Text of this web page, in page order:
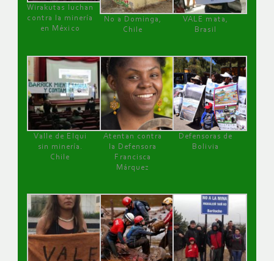
Wirakutas luchan
contra la minería
en México
No a Dominga,
Chile
VALE mata,
Brasil
Valle de Elqui
sin minería.
Chile
Atentan contra
la Defensora
Francisca
Márquez
Defensoras de
Bolivia